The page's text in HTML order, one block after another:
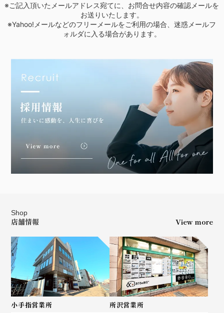
※ご記入頂いたメールアドレス宛てに、お問合せ内容の確認メールを
お送りいたします。
※Yahoo!メールなどのフリーメールをご利用の場合、迷惑メールフ
ォルダに入る場合があります。
Shop
店舗情報 View more
小手指営業所 所沢営業所